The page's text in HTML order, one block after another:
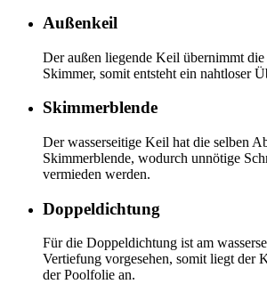
Außenkeil
Der außen liegende Keil übernimmt
Skimmer, somit entsteht ein nahtloser
Skimmerblende
Der wasserseitige Keil hat die selben
Skimmerblende, wodurch unnötige
vermieden werden.
Doppeldichtung
Für die Doppeldichtung ist am
Vertiefung vorgesehen, somit liegt der
der Poolfolie an.